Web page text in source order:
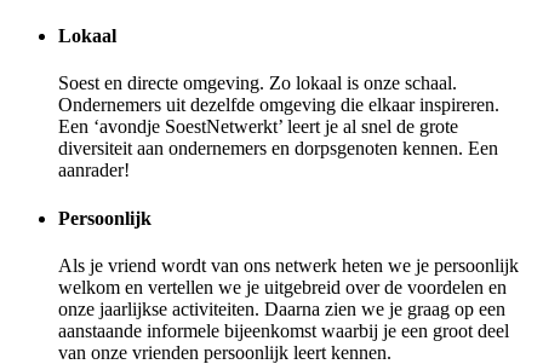
Lokaal
Soest en directe omgeving. Zo lokaal is onze schaal.
Ondernemers uit dezelfde omgeving die elkaar inspireren.
Een ‘avondje SoestNetwerkt’ leert je al snel de grote
diversiteit aan ondernemers en dorpsgenoten kennen. Een
aanrader!
Persoonlijk
Als je vriend wordt van ons netwerk heten we je persoonlijk
welkom en vertellen we je uitgebreid over de voordelen en
onze jaarlijkse activiteiten. Daarna zien we je graag op een
aanstaande informele bijeenkomst waarbij je een groot deel
van onze vrienden persoonlijk leert kennen.